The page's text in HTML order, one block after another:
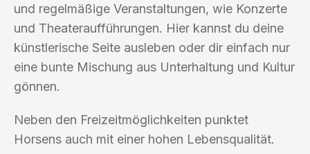
und regelmäßige Veranstaltungen, wie Konzerte
und Theateraufführungen. Hier kannst du deine
künstlerische Seite ausleben oder dir einfach nur
eine bunte Mischung aus Unterhaltung und Kultur
gönnen.
Neben den Freizeitmöglichkeiten punktet
Horsens auch mit einer hohen Lebensqualität.